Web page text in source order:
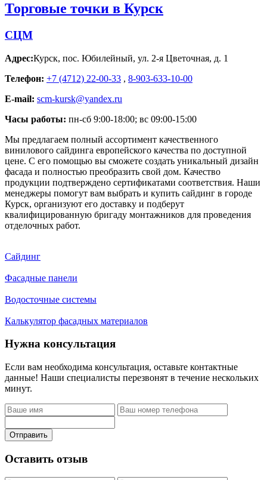
Торговые точки в Курск
СЦМ
Адрес:Курск, пос. Юбилейный, ул. 2-я Цветочная, д. 1
Телефон: +7 (4712) 22-00-33 , 8-903-633-10-00
E-mail: scm-kursk@yandex.ru
Часы работы: пн-сб 9:00-18:00; вс 09:00-15:00
Мы предлагаем полный ассортимент качественного
винилового сайдинга европейского качества по доступной
цене. С его помощью вы сможете создать уникальный дизайн
фасада и полностью преобразить свой дом. Качество
продукции подтверждено сертификатами соответствия. Наши
менеджеры помогут вам выбрать и купить сайдинг в городе
Курск, организуют его доставку и подберут
квалифицированную бригаду монтажников для проведения
отделочных работ.
Сайдинг
Фасадные панели
Водосточные системы
Калькулятор фасадных материалов
Нужна консультация
Если вам необходима консультация, оставьте контактные
данные! Наши специалисты перезвонят в течение нескольких
минут.
Отправить
Оставить отзыв